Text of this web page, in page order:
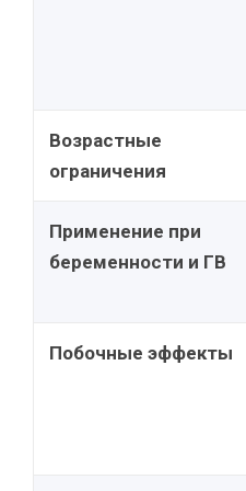
Возрастные
ограничения
Применение при
беременности и ГВ
Побочные эффекты